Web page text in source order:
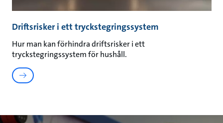
Driftsrisker i ett tryckstegringssystem
Hur man kan förhindra driftsrisker i ett
tryckstegringssystem för hushåll.